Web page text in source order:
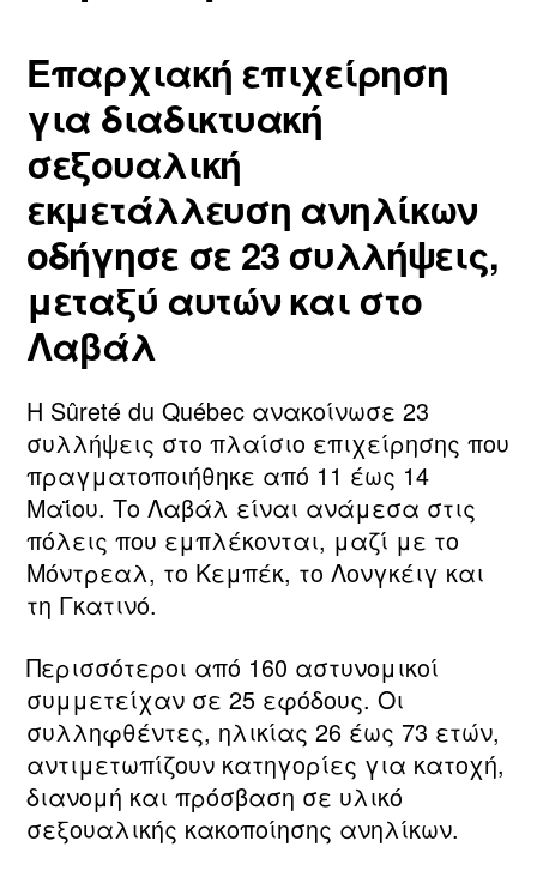
Επαρχιακή επιχείρηση
για διαδικτυακή
σεξουαλική
εκμετάλλευση ανηλίκων
οδήγησε σε 23 συλλήψεις,
μεταξύ αυτών και στο
Λαβάλ
Η Sûreté du Québec ανακοίνωσε 23
συλλήψεις στο πλαίσιο επιχείρησης που
πραγματοποιήθηκε από 11 έως 14
Μαΐου. Το Λαβάλ είναι ανάμεσα στις
πόλεις που εμπλέκονται, μαζί με το
Μόντρεαλ, το Κεμπέκ, το Λονγκέιγ και
τη Γκατινό.
Περισσότεροι από 160 αστυνομικοί
συμμετείχαν σε 25 εφόδους. Οι
συλληφθέντες, ηλικίας 26 έως 73 ετών,
αντιμετωπίζουν κατηγορίες για κατοχή,
διανομή και πρόσβαση σε υλικό
σεξουαλικής κακοποίησης ανηλίκων.